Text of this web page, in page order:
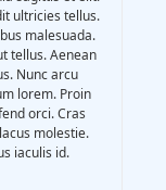
ultricies tellus.
malesuada.
tellus. Aenean
Nunc arcu
lorem. Proin
orci. Cras
molestie.
iaculis id.